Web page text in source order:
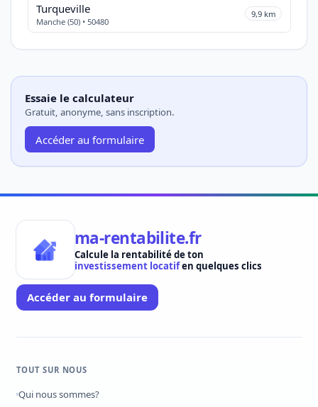
Turqueville
Manche (50) • 50480
9,9 km
Essaie le calculateur
Gratuit, anonyme, sans inscription.
Accéder au formulaire
ma-rentabilite.fr
Calcule la rentabilité de ton
investissement locatifen quelques clics
Accéder au formulaire
TOUT SUR NOUS
Qui nous sommes?